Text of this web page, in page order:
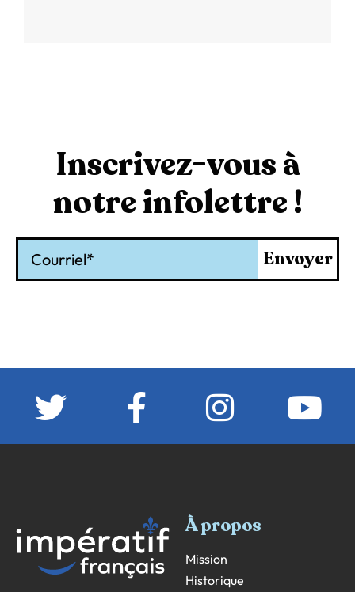
Inscrivez-vous à
notre infolettre !
Envoyer
À propos
Mission
Historique